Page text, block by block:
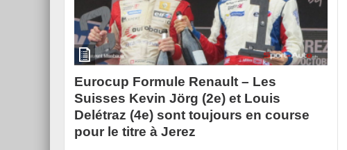
Eurocup Formule Renault – Les
Suisses Kevin Jörg (2e) et Louis
Delétraz (4e) sont toujours en course
pour le titre à Jerez